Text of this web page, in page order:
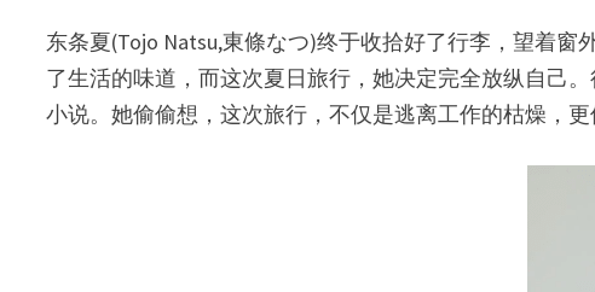
东条夏(Tojo Natsu,東條なつ)终于收拾好了行李，望着
了生活的味道，而这次夏日旅行，她决定完全放纵自己
小说。她偷偷想，这次旅行，不仅是逃离工作的枯燥，